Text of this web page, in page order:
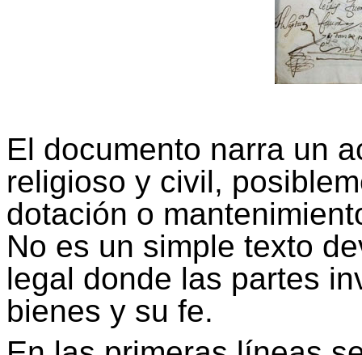
El documento narra un
religioso y civil,
dotación o
No es un simple texto
legal donde las partes
bienes y su fe.